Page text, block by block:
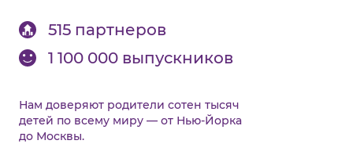
515 партнеров
1 100 000 выпускников
Нам доверяют родители сотен тысяч
детей по всему миру — от Нью-Йорка
до Москвы.